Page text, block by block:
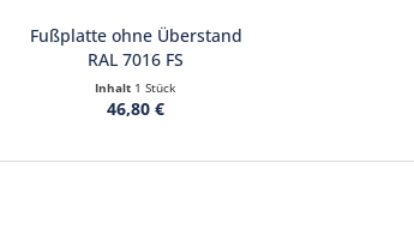
Fußplatte ohne Überstand
RAL 7016 FS
Inhalt 1 Stück
46,80 €